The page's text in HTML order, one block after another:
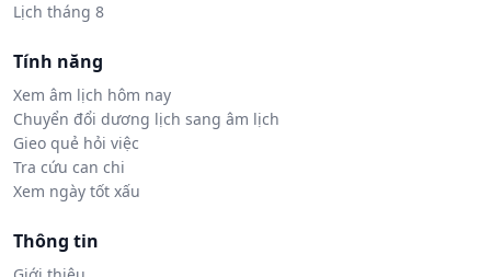
Lịch tháng 8
Tính năng
Xem âm lịch hôm nay
Chuyển đổi dương lịch sang âm lịch
Gieo quẻ hỏi việc
Tra cứu can chi
Xem ngày tốt xấu
Thông tin